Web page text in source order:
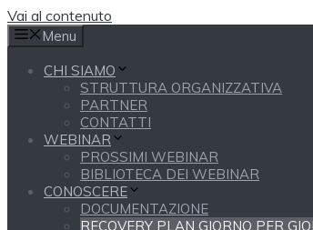
Vai al contenuto
Menu
CHI SIAMO
STRUTTURA ORGANIZZATIVA
PARTNER
CONTATTI
WEBINAR
PROSSIMI WEBINAR
BIBLIOTECA DEI WEBINAR
CONOSCERE
DOCUMENTAZIONE
RECOVERY PLAN GIORNO PER